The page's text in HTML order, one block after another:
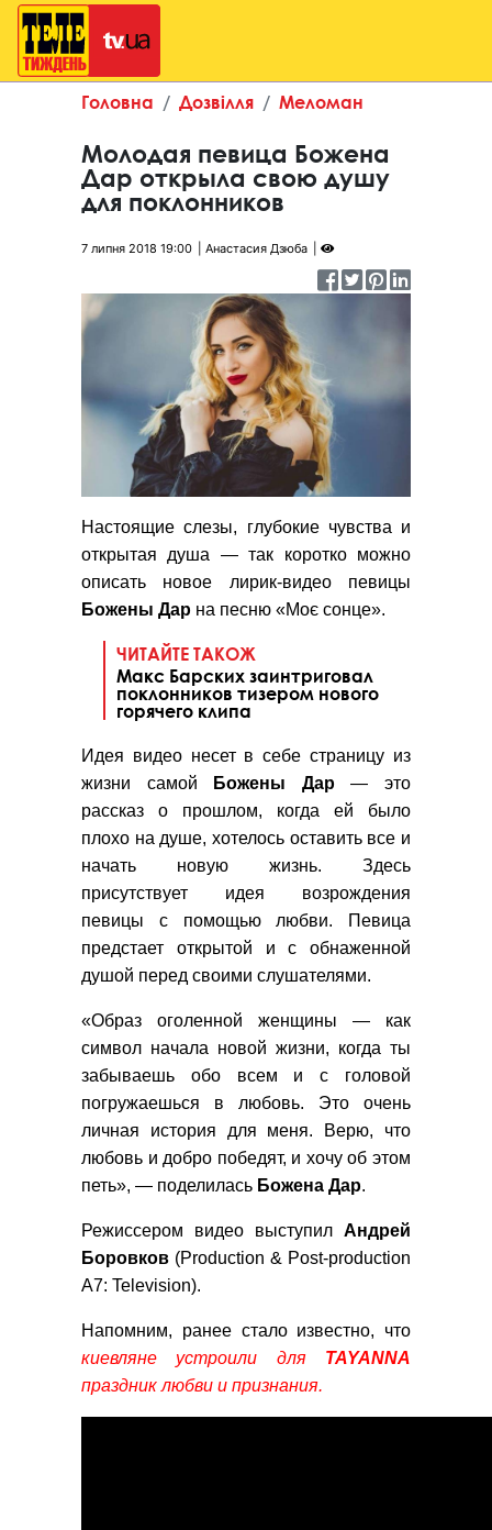
Головна Дозвілля Меломан
Молодая певица Божена
Дар открыла свою душу
для поклонников
7 липня 2018 19:00 Анастасия Дзюба
Настоящие слезы, глубокие чувства и
открытая душа — так коротко можно
описать новое лирик-видео певицы
Божены Дар на песню «Моє сонце».
ЧИТАЙТЕ ТАКОЖ
Макс Барских заинтриговал
поклонников тизером нового
горячего клипа
Идея видео несет в себе страницу из
жизни самой
Божены Дар— это
рассказ о прошлом, когда ей было
плохо на душе, хотелось оставить все и
начать новую жизнь. Здесь
присутствует идея возрождения
певицы с помощью любви. Певица
предстает открытой и с обнаженной
душой перед своими слушателями.
«Образ оголенной женщины — как
символ начала новой жизни, когда ты
забываешь обо всем и с головой
погружаешься в любовь. Это очень
личная история для меня. Верю, что
любовь и добро победят, и хочу об этом
петь», — поделилась Божена Дар.
Режиссером видео выступил Андрей
Боровков (Production & Post-production
A7: Television).
Напомним, ранее стало известно, что
киевляне устроили для TAYANNA
праздник любви и признания.